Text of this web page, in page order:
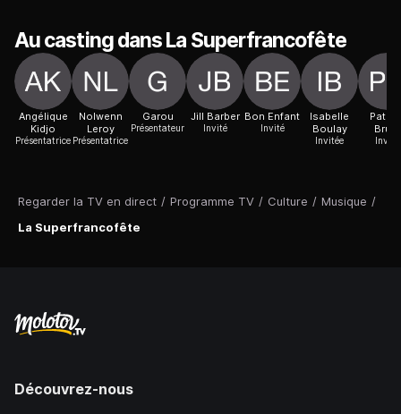
Regarder la TV en direct / Programme TV / Culture / Musique /
La Superfrancofête
Au casting dans La Superfrancofête
Angélique
Kidjo
Présentatrice
Nolwenn
Leroy
Présentatrice
Garou
Présentateur
Jill Barber
Invité
Bon Enfant
Invité
Isabelle
Boulay
Invitée
Bruel
Invité
Découvrez-nous